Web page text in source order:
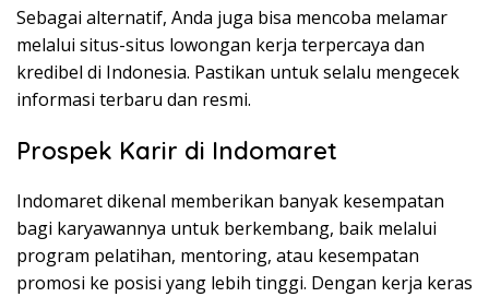
Sebagai alternatif, Anda juga bisa mencoba melamar
melalui situs-situs lowongan kerja terpercaya dan
kredibel di Indonesia. Pastikan untuk selalu mengecek
informasi terbaru dan resmi.
Prospek Karir di Indomaret
Indomaret dikenal memberikan banyak kesempatan
bagi karyawannya untuk berkembang, baik melalui
program pelatihan, mentoring, atau kesempatan
promosi ke posisi yang lebih tinggi. Dengan kerja keras